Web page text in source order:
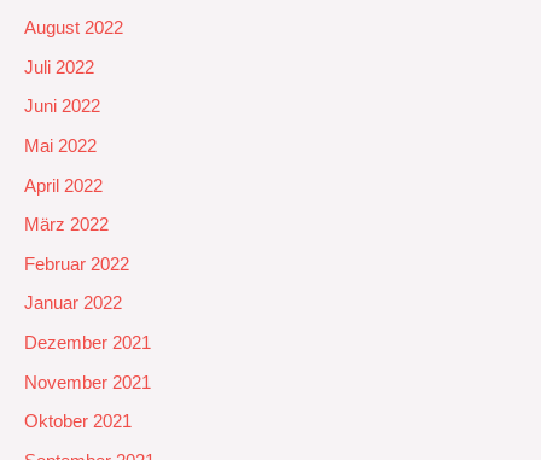
August 2022
Juli 2022
Juni 2022
Mai 2022
April 2022
März 2022
Februar 2022
Januar 2022
Dezember 2021
November 2021
Oktober 2021